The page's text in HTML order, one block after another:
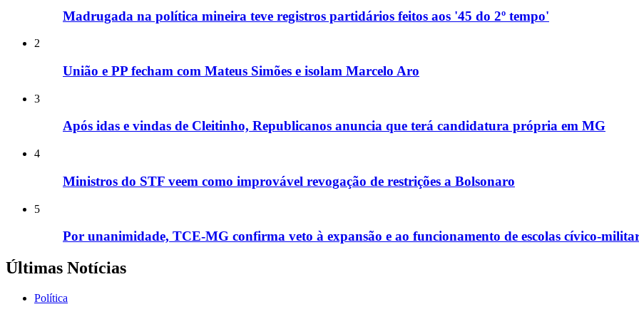
Madrugada na política mineira teve registros partidários feitos aos '45 do 2º tempo'
2
União e PP fecham com Mateus Simões e isolam Marcelo Aro
3
Após idas e vindas de Cleitinho, Republicanos anuncia que terá candidatura própria em MG
4
Ministros do STF veem como improvável revogação de restrições a Bolsonaro
5
Por unanimidade, TCE-MG confirma veto à expansão e ao funcionamento de escolas cívico-
Últimas Notícias
Política